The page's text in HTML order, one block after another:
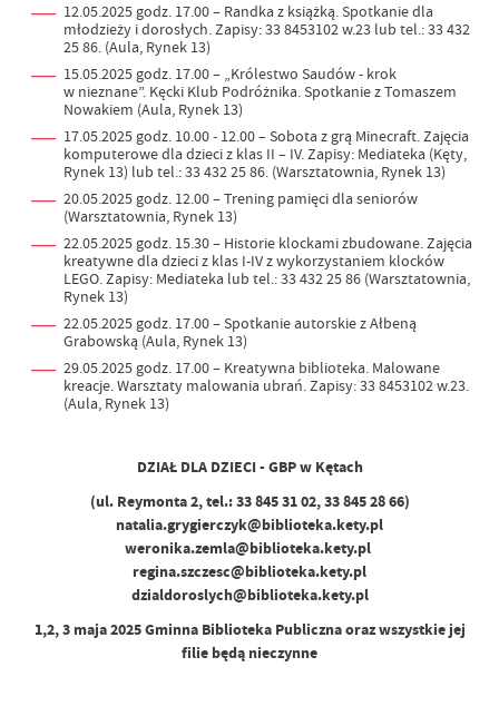
12.05.2025 godz. 17.00 – Randka z książką. Spotkanie dla
młodzieży i dorosłych. Zapisy: 33 8453102 w.23 lub tel.: 33 432
25 86. (Aula, Rynek 13)
15.05.2025 godz. 17.00 – „Królestwo Saudów - krok
w nieznane”. Kęcki Klub Podróżnika. Spotkanie z Tomaszem
Nowakiem (Aula, Rynek 13)
17.05.2025 godz. 10.00 - 12.00 – Sobota z grą Minecraft. Zajęcia
komputerowe dla dzieci z klas II – IV. Zapisy: Mediateka (Kęty,
Rynek 13) lub tel.: 33 432 25 86. (Warsztatownia, Rynek 13)
20.05.2025 godz. 12.00 – Trening pamięci dla seniorów
(Warsztatownia, Rynek 13)
22.05.2025 godz. 15.30 – Historie klockami zbudowane. Zajęcia
kreatywne dla dzieci z klas I-IV z wykorzystaniem klocków
LEGO. Zapisy: Mediateka lub tel.: 33 432 25 86 (Warsztatownia,
Rynek 13)
22.05.2025 godz. 17.00 – Spotkanie autorskie z Ałbeną
Grabowską (Aula, Rynek 13)
29.05.2025 godz. 17.00 – Kreatywna biblioteka. Malowane
kreacje. Warsztaty malowania ubrań. Zapisy: 33 8453102 w.23.
(Aula, Rynek 13)
DZIAŁ DLA DZIECI - GBP w Kętach
(ul. Reymonta 2, tel.: 33 845 31 02, 33 845 28 66)
natalia.grygierczyk@biblioteka.kety.pl
weronika.zemla@biblioteka.kety.pl
regina.szczesc@biblioteka.kety.pl
dzialdoroslych@biblioteka.kety.pl
1,2, 3 maja 2025 Gminna Biblioteka Publiczna oraz wszystkie jej
filie będą nieczynne